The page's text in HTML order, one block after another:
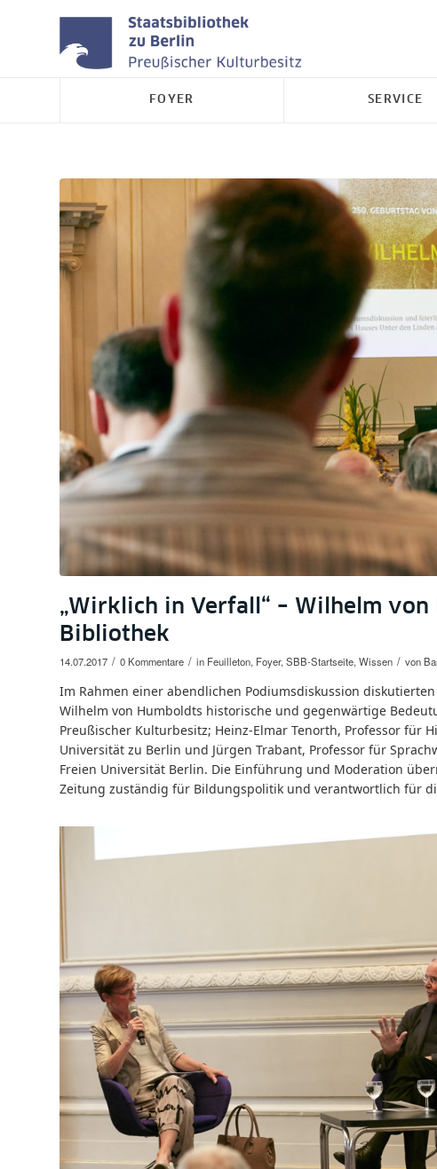
FOYER SERVICE
„Wirklich in Verfall“ – Wilhelm
Bibliothek
14.07.2017 / 0 Kommentare / in Feuilleton, Foyer, SBB-Startseite, Wissen / von
Im Rahmen einer abendlichen Podiumsdiskussion
Wilhelm von Humboldts historische und gegenwärtige
Preußischer Kulturbesitz; Heinz-Elmar Tenorth, Professor für
Universität zu Berlin und Jürgen Trabant, Professor für
Freien Universität Berlin. Die Einführung und Moderation
Zeitung zuständig für Bildungspolitik und verantwortlich für